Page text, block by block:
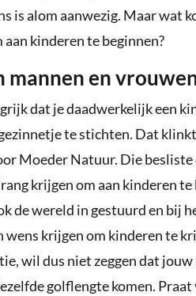
is alom aanwezig. Maar wat
kinderen te beginnen?
mannen en
dat je daadwerkelijk een
te stichten. Dat
Moeder Natuur. Die
krijgen om aan kinderen
de wereld in gestuurd en bij
wens krijgen om kinderen te
wil dus niet zeggen dat
golflengte komen. Praat